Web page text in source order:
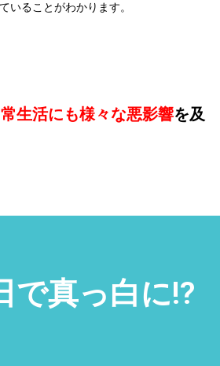
いることがわかります。
常生活にも様々な悪影響を及
で真っ白に!?